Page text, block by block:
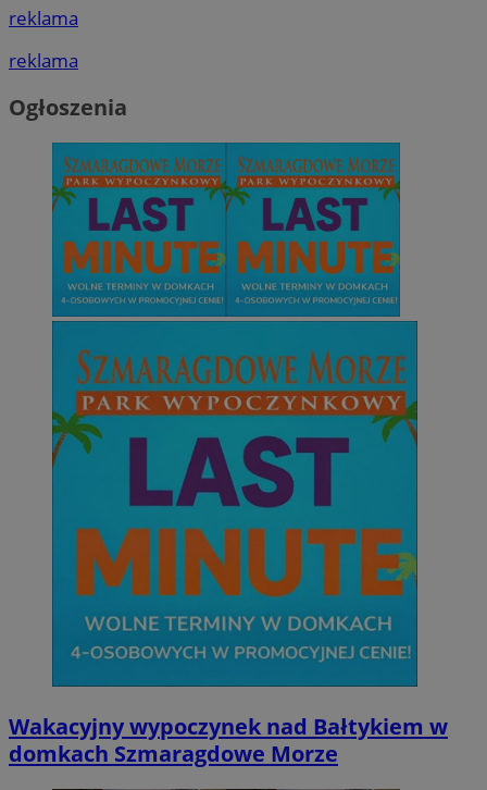
reklama
reklama
Ogłoszenia
Wakacyjny wypoczynek nad Bałtykiem w
domkach Szmaragdowe Morze